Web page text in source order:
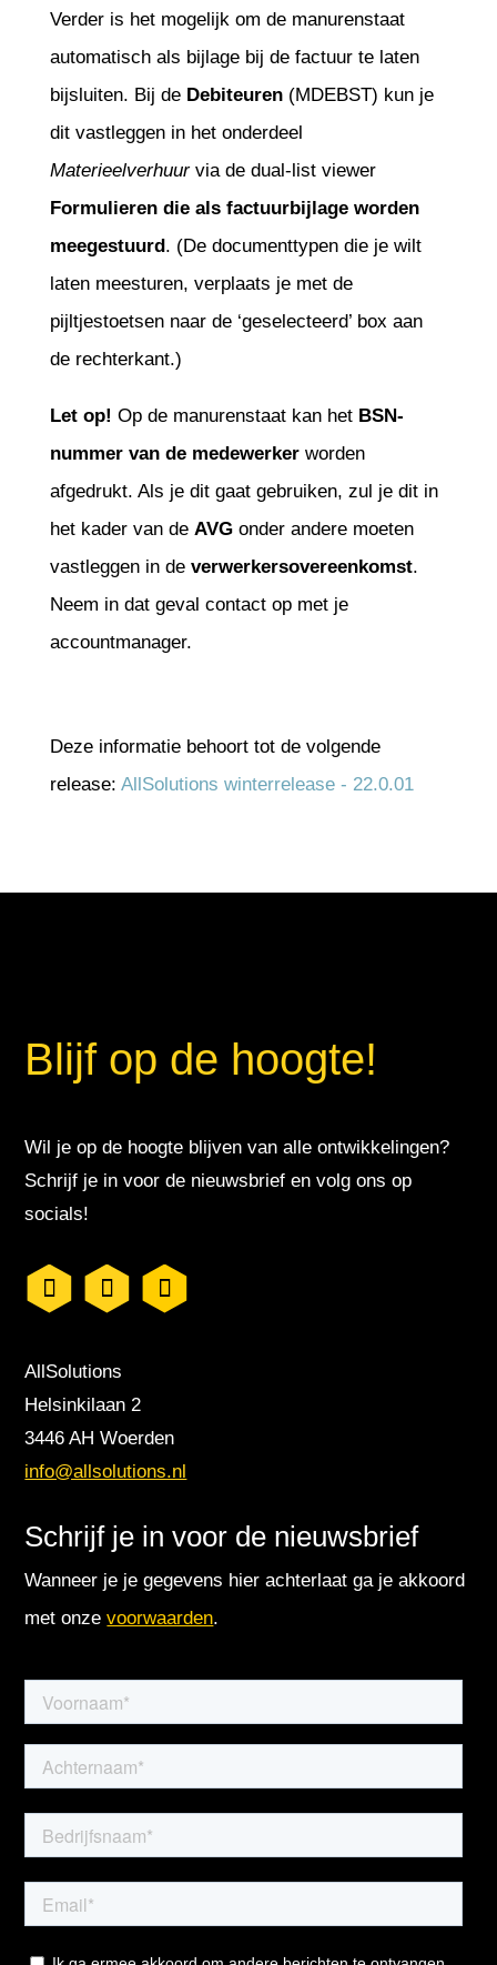
Verder is het mogelijk om de manurenstaat
automatisch als bijlage bij de factuur te laten
bijsluiten. Bij de Debiteuren(MDEBST) kun je
dit vastleggen in het onderdeel
Materieelverhuurvia de dual-list viewer
Formulieren die als factuurbijlage worden
meegestuurd. (De documenttypen die je wilt
laten meesturen, verplaats je met de
pijltjestoetsen naar de ‘geselecteerd’ box aan
de rechterkant.)
Let op! Op de manurenstaat kan het BSN-
nummer van de medewerkerworden
afgedrukt. Als je dit gaat gebruiken, zul je dit in
het kader van de AVGonder andere moeten
vastleggen in de verwerkersovereenkomst.
Neem in dat geval contact op met je
accountmanager.
Deze informatie behoort tot de volgende
release: AllSolutions winterrelease - 22.0.01
Blijf op de hoogte!
Wil je op de hoogte blijven van alle ontwikkelingen?
Schrijf je in voor de nieuwsbrief en volg ons op
socials!
AllSolutions
Helsinkilaan 2
3446 AH Woerden
info@allsolutions.nl
Schrijf je in voor de nieuwsbrief
Wanneer je je gegevens hier achterlaat ga je akkoord
met onzevoorwaarden.